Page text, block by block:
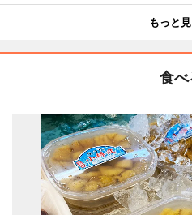
もっと
食べ